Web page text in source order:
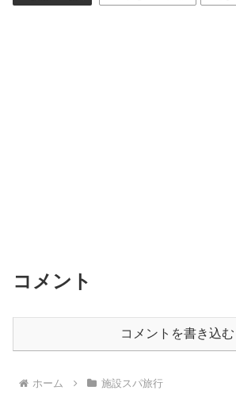
コメント
コメントを書き込む
ホーム 施設スパ旅行